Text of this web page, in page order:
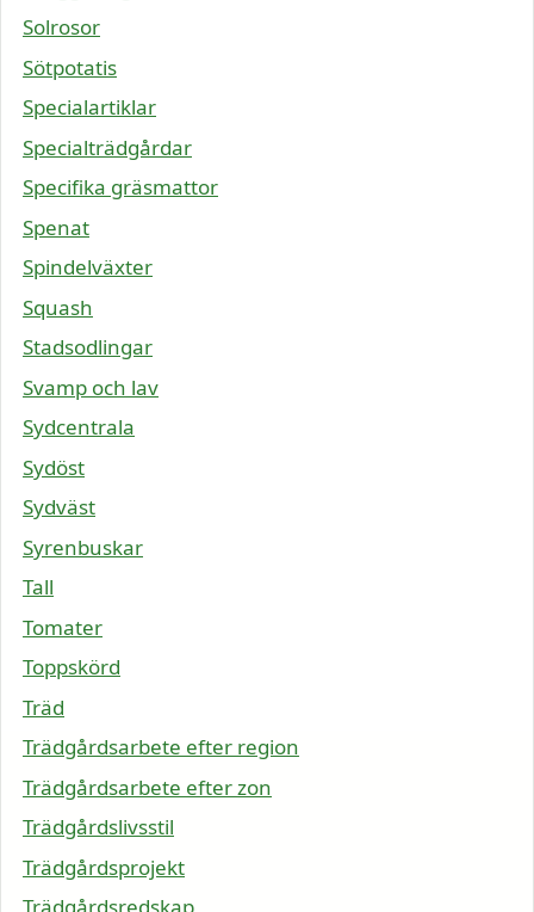
Solrosor
Sötpotatis
Specialartiklar
Specialträdgårdar
Specifika gräsmattor
Spenat
Spindelväxter
Squash
Stadsodlingar
Svamp och lav
Sydcentrala
Sydöst
Sydväst
Syrenbuskar
Tall
Tomater
Toppskörd
Träd
Trädgårdsarbete efter region
Trädgårdsarbete efter zon
Trädgårdslivsstil
Trädgårdsprojekt